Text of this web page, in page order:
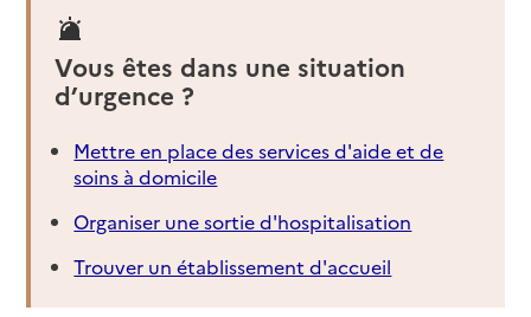
Vous êtes dans une situation
d’urgence ?
Mettre en place des services d'aide et de
soins à domicile
Organiser une sortie d'hospitalisation
Trouver un établissement d'accueil